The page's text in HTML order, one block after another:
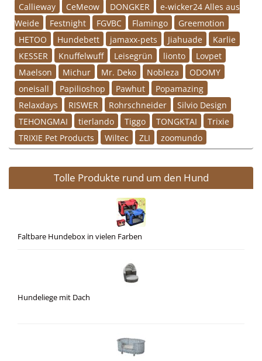
Callieway
CeMeow DONGKER
e-wicker24 Alles aus
Weide
Festnight FGVBC Flamingo
Greemotion
HETOO
Hundebett jamaxx-pets Jiahuade
Karlie
KESSER
Knuffelwuff Leisegrün lionto
Lovpet
Maelson
Michur Mr. Deko Nobleza
ODOMY
oneisall
Papilioshop Pawhut
Popamazing
Relaxdays
RISWER Rohrschneider
Silvio Design
TEHONGMAI
tierlando Tiggo TONGKTAI
Trixie
TRIXIE Pet Products
Wiltec ZLI zoomundo
Tolle Produkte rund um den Hund
Faltbare Hundebox in vielen Farben
Hundeliege mit Dach